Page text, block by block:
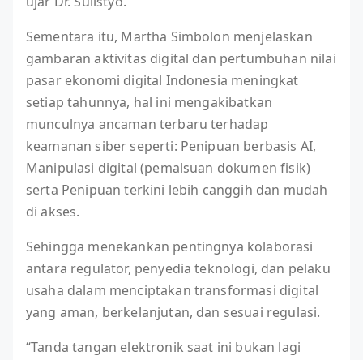
Sementara itu, Martha Simbolon menjelaskan
gambaran aktivitas digital dan pertumbuhan nilai
pasar ekonomi digital Indonesia meningkat
setiap tahunnya, hal ini mengakibatkan
munculnya ancaman terbaru terhadap
keamanan siber seperti: Penipuan berbasis AI,
Manipulasi digital (pemalsuan dokumen fisik)
serta Penipuan terkini lebih canggih dan mudah
di akses.
Sehingga menekankan pentingnya kolaborasi
antara regulator, penyedia teknologi, dan pelaku
usaha dalam menciptakan transformasi digital
yang aman, berkelanjutan, dan sesuai regulasi.
“Tanda tangan elektronik saat ini bukan lagi